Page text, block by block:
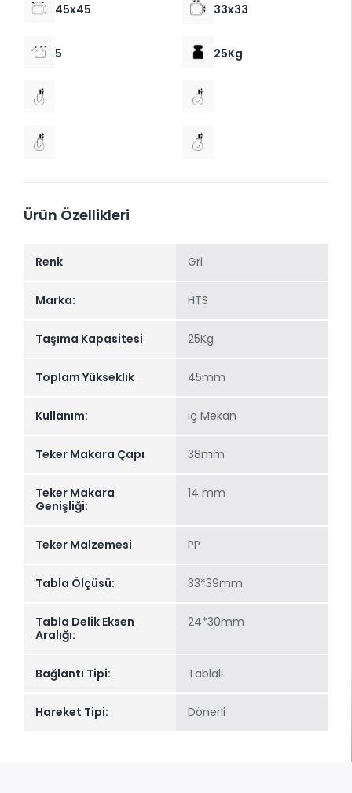
45x45 33x33
5 25Kg
Ürün Özellikleri
Renk Gri
Marka: HTS
Taşıma Kapasitesi 25Kg
Toplam Yükseklik 45mm
Kullanım: iç Mekan
Teker Makara Çapı 38mm
Teker Makara
Genişliği:
14 mm
Teker Malzemesi PP
Tabla Ölçüsü: 33*39mm
Tabla Delik Eksen
Aralığı:
24*30mm
Bağlantı Tipi: Tablalı
Hareket Tipi: Dönerli